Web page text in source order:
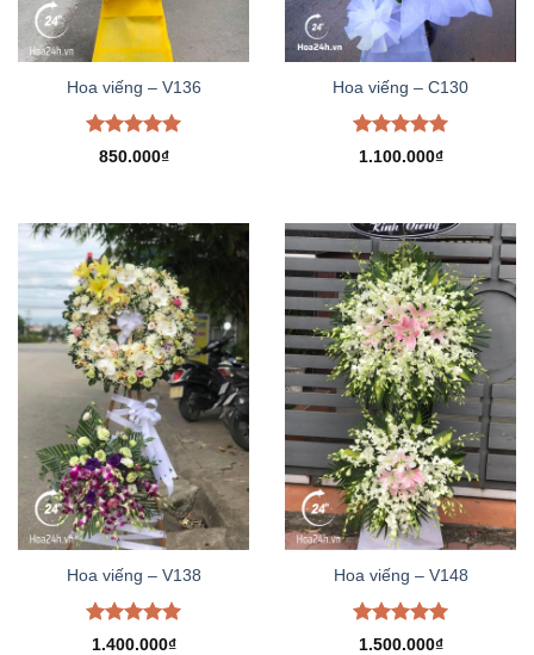
Hoa viếng – V136
Được xếp
850.000₫
Hoa viếng – C130
Được xếp
1.100.000₫
Hoa viếng – V138
Được xếp
1.400.000₫
Hoa viếng – V148
Được xếp
1.500.000₫